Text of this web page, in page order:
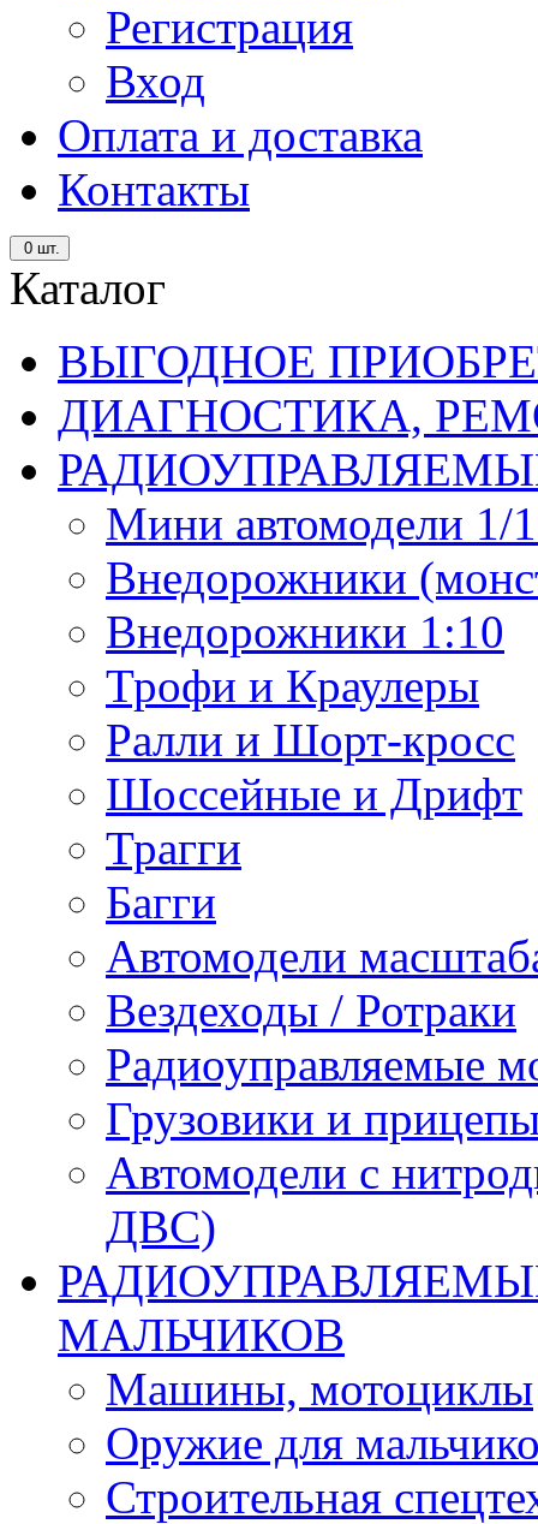
Регистрация
Вход
Оплата и доставка
Контакты
0 шт.
Каталог
ВЫГОДНОЕ
ДИАГНОСТИКА,
Мини автомодели 1/
Внедорожники
Внедорожники 1:10
Трофи и Краулеры
Ралли и Шорт-кросс
Шоссейные и Дрифт
Трагги
Багги
Автомодели
Вездеходы / Ротраки
Радиоуправляемые
Грузовики и
Автомодели с
ДВС)
МАЛЬЧИКОВ
Машины, мотоциклы
Оружие для
Строительная